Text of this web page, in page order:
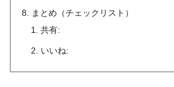
まとめ（チェックリスト）
共有:
いいね: